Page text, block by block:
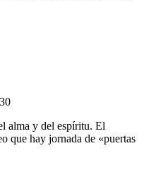
alma y del espíritu. El
que hay jornada de «puertas